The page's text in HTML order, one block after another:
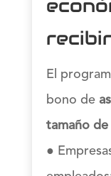
El
bono de
tamaño
●